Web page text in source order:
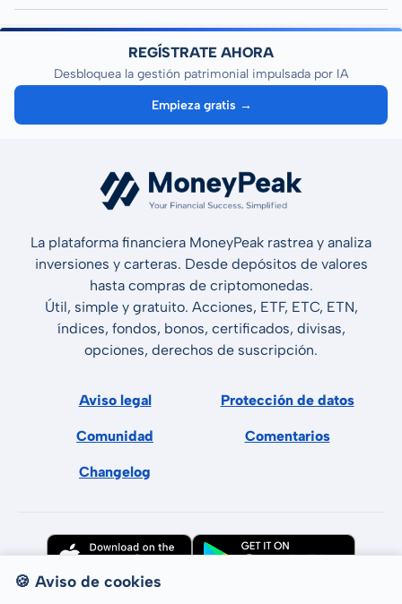
REGÍSTRATE AHORA
Desbloquea la gestión patrimonial impulsada por IA
Empieza gratis →
La plataforma financiera MoneyPeak rastrea y analiza
inversiones y carteras. Desde depósitos de valores
hasta compras de criptomonedas.
Útil, simple y gratuito. Acciones, ETF, ETC, ETN,
índices, fondos, bonos, certificados, divisas,
opciones, derechos de suscripción.
Aviso legal Protección de datos
Comunidad Comentarios
Changelog
🍪 Aviso de cookies